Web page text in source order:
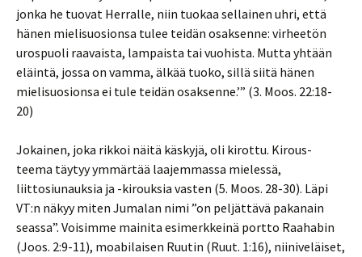
jonka he tuovat Herralle, niin tuokaa sellainen uhri, että
hänen mielisuosionsa tulee teidän osaksenne: virheetön
urospuoli raavaista, lampaista tai vuohista. Mutta yhtään
eläintä, jossa on vamma, älkää tuoko, sillä siitä hänen
mielisuosionsa ei tule teidän osaksenne.’” (3. Moos. 22:18-
20)
Jokainen, joka rikkoi näitä käskyjä, oli kirottu. Kirous-
teema täytyy ymmärtää laajemmassa mielessä,
liittosiunauksia ja -kirouksia vasten (5. Moos. 28-30). Läpi
VT:n näkyy miten Jumalan nimi ”on peljättävä pakanain
seassa”. Voisimme mainita esimerkkeinä portto Raahabin
(Joos. 2:9-11), moabilaisen Ruutin (Ruut. 1:16), niiniveläiset,